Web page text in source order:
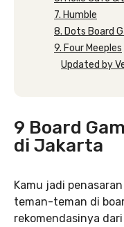
7. Humble
8. Dots Board
9. Four Meeples
Updated by
9 Board
di Jakarta
Kamu jadi
teman-teman di
rekomendasinya